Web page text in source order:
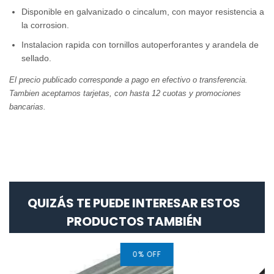
Disponible en galvanizado o cincalum, con mayor resistencia a
la corrosion.
Instalacion rapida con tornillos autoperforantes y arandela de
sellado.
El precio publicado corresponde a pago en efectivo o transferencia.
Tambien aceptamos tarjetas, con hasta 12 cuotas y promociones
bancarias.
QUIZÁS TE PUEDE INTERESAR ESTOS
PRODUCTOS TAMBIÉN
0% OFF